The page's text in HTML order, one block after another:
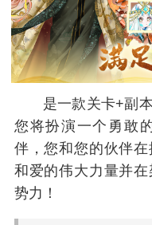
是一款关卡+副
您将扮演一个勇敢
伴，您和您的伙伴
和爱的伟大力量并
势力！